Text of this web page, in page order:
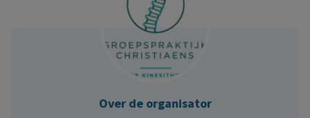
Over de organisator